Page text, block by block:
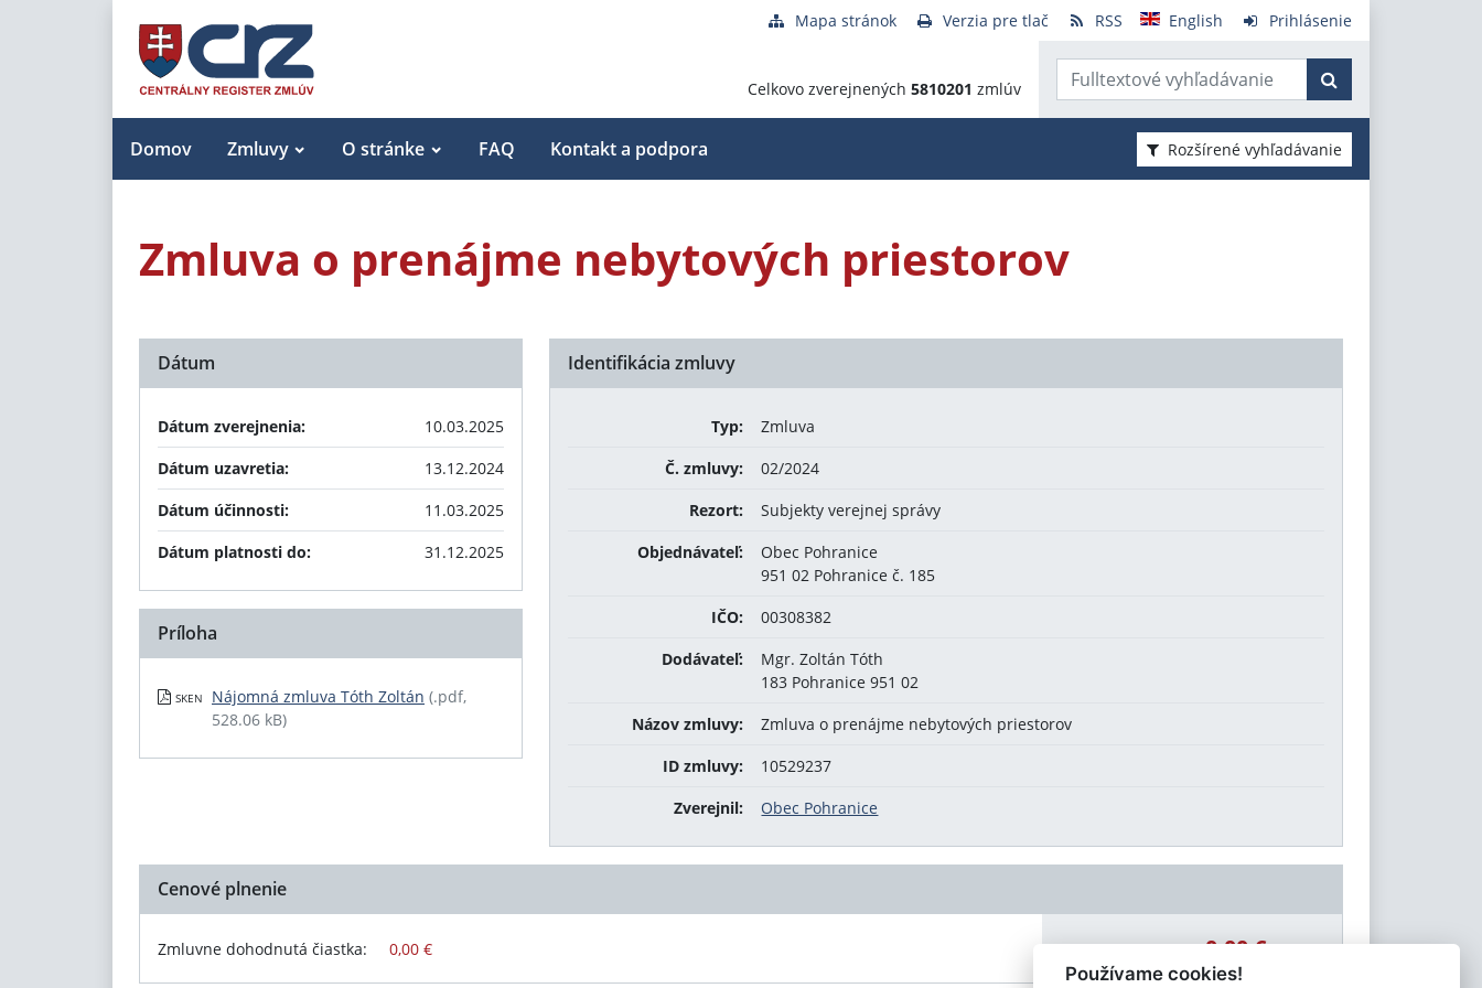
Mapa stránok Verzia pre tlač RSS English Prihlásenie
Celkovo zverejnených 5810201 zmlúv
Domov Zmluvy O stránke FAQ Kontakt a podpora Rozšírené vyhľadávanie
Zmluva o prenájme nebytových priestorov
Identifikácia zmluvy
Typ:
Zmluva
Č. zmluvy:
02/2024
Rezort:
Subjekty verejnej správy
Objednávateľ:
Obec Pohranice
951 02 Pohranice č. 185
IČO:
00308382
Dodávateľ:
Mgr. Zoltán Tóth
183 Pohranice 951 02
Názov zmluvy:
Zmluva o prenájme nebytových priestorov
ID zmluvy:
10529237
Zverejnil:
Obec Pohranice
Dátum
Dátum zverejnenia:
10.03.2025
Dátum uzavretia:
13.12.2024
Dátum účinnosti:
11.03.2025
Dátum platnosti do:
31.12.2025
Príloha
SKEN Nájomná zmluva Tóth Zoltán (.pdf,
528.06 kB)
Cenové plnenie
Zmluvne dohodnutá čiastka: 0,00 € Celková čiastka: 0,00 €
Používame cookies!